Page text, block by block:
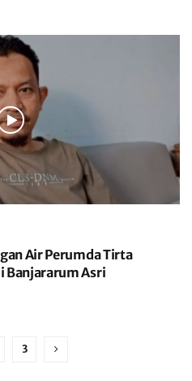
Air Perumda Tirta
Banjararum Asri
3